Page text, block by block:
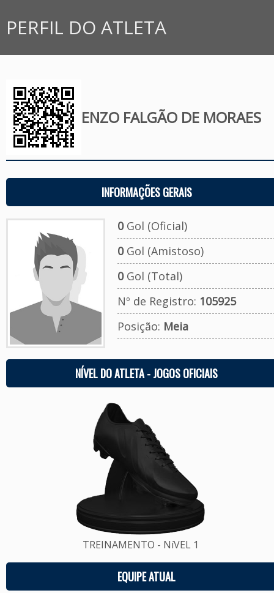
PERFIL DO ATLETA
ENZO FALGÃO DE MORAES
INFORMAÇÕES GERAIS
0Gol (Oficial)
0Gol (Amistoso)
0Gol (Total)
Nº de Registro: 105925
Posição: Meia
NÍVEL DO ATLETA - JOGOS OFICIAIS
TREINAMENTO - NíVEL 1
EQUIPE ATUAL